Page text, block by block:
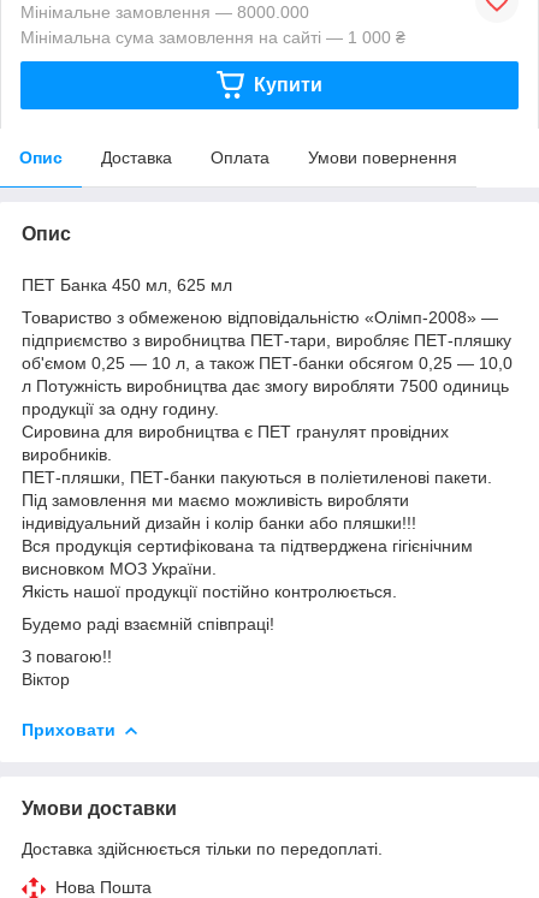
Мінімальне замовлення — 8000.000
Мінімальна сума замовлення на сайті — 1 000 ₴
Купити
Опис Доставка Оплата Умови повернення
Опис
ПЕТ Банка 450 мл, 625 мл
Товариство з обмеженою відповідальністю «Олімп-2008» —
підприємство з виробництва ПЕТ-тари, виробляє ПЕТ-пляшку
об'ємом 0,25 — 10 л, а також ПЕТ-банки обсягом 0,25 — 10,0
л Потужність виробництва дає змогу виробляти 7500 одиниць
продукції за одну годину.
Сировина для виробництва є ПЕТ гранулят провідних
виробників.
ПЕТ-пляшки, ПЕТ-банки пакуються в поліетиленові пакети.
Під замовлення ми маємо можливість виробляти
індивідуальний дизайн і колір банки або пляшки!!!
Вся продукція сертифікована та підтверджена гігієнічним
висновком МОЗ України.
Якість нашої продукції постійно контролюється.
Будемо раді взаємній співпраці!
З повагою!!
Віктор
Приховати
Умови доставки
Доставка здійснюється тільки по передоплаті.
Нова Пошта